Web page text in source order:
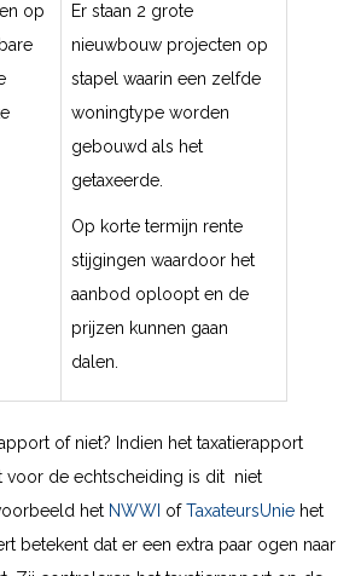
op
Er staan 2 grote
nieuwbouw projecten op
stapel waarin een zelfde
woningtype worden
gebouwd als het
getaxeerde.
Op korte termijn rente
stijgingen waardoor het
aanbod oploopt en de
prijzen kunnen gaan
dalen.
of niet? Indien het taxatierapport
voor de echtscheiding is dit niet
het NWWI ofTaxateursUnie het
betekent dat er een extra paar ogen naar